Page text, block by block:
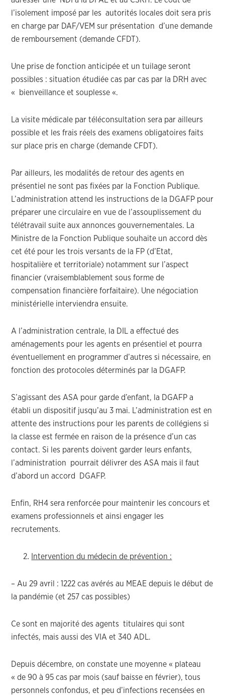
l’isolement imposé par les autorités locales doit sera pris
en charge par DAF/VEM sur présentation d’une demande
de remboursement (demande CFDT).
Une prise de fonction anticipée et un tuilage seront
possibles : situation étudiée cas par cas par la DRH avec
« bienveillance et souplesse «.
La visite médicale par téléconsultation sera par ailleurs
possible et les frais réels des examens obligatoires faits
sur place pris en charge (demande CFDT).
Par ailleurs, les modalités de retour des agents en
présentiel ne sont pas fixées par la Fonction Publique.
L’administration attend les instructions de la DGAFP pour
préparer une circulaire en vue de l’assouplissement du
télétravail suite aux annonces gouvernementales. La
Ministre de la Fonction Publique souhaite un accord dès
cet été pour les trois versants de la FP (d’Etat,
hospitalière et territoriale) notamment sur l’aspect
financier (vraisemblablement sous forme de
compensation financière forfaitaire). Une négociation
ministérielle interviendra ensuite.
A l’administration centrale, la DIL a effectué des
aménagements pour les agents en présentiel et pourra
éventuellement en programmer d’autres si nécessaire, en
fonction des protocoles déterminés par la DGAFP.
S’agissant des ASA pour garde d’enfant, la DGAFP a
établi un dispositif jusqu’au 3 mai. L’administration est en
attente des instructions pour les parents de collégiens si
la classe est fermée en raison de la présence d’un cas
contact. Si les parents doivent garder leurs enfants,
l’administration pourrait délivrer des ASA mais il faut
d’abord un accord DGAFP.
Enfin, RH4 sera renforcée pour maintenir les concours et
examens professionnels et ainsi engager les
recrutements.
Intervention du médecin de prévention :
– Au 29 avril : 1222 cas avérés au MEAE depuis le début de
la pandémie (et 257 cas possibles)
Ce sont en majorité des agents titulaires qui sont
infectés, mais aussi des VIA et 340 ADL.
Depuis décembre, on constate une moyenne « plateau
« de 90 à 95 cas par mois (sauf baisse en février), tous
personnels confondus, et peu d’infections recensées en